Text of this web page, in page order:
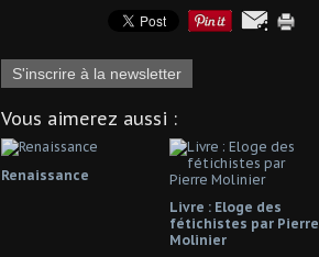
S'inscrire à la newsletter
Vous aimerez aussi :
Renaissance
Livre : Eloge des
fétichistes par Pierre
Molinier